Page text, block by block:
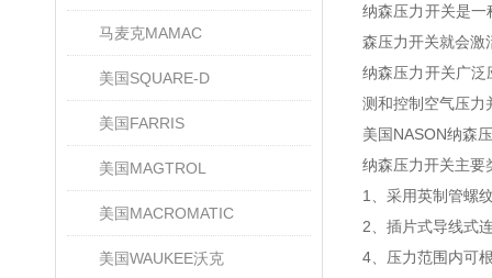
马麦克MAMAC
美国SQUARE-D
美国FARRIS
美国MAGTROL
美国MACROMATIC
美国WAUKEE沃克
纳森压力开关是
森压力开关就会激
纳森压力开关广
测和控制空气压力
美国NASON纳森
纳森压力开关主要
1、采用英制管螺
2、插片式导线式
4、压力范围内可